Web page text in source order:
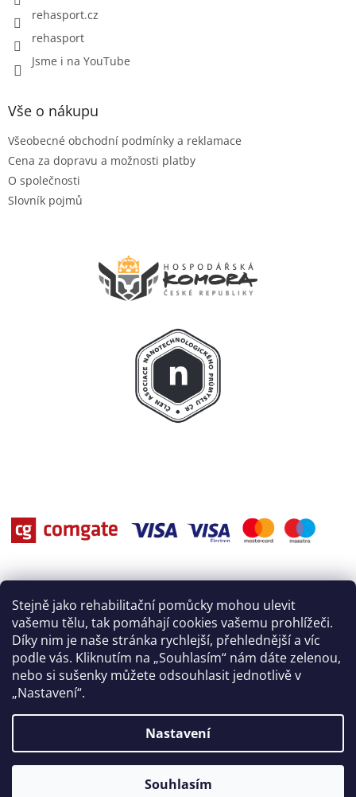
Stejně jako rehabilitační pomůcky mohou ulevit
vašemu tělu, tak pomáhají cookies vašemu prohlížeči.
Díky nim je naše stránka rychlejší, přehlednější a víc
podle vás. Kliknutím na „Souhlasím“ nám dáte zelenou,
nebo si sušenky můžete odsouhlasit jednotlivě v
„Nastavení“.
Nastavení
Souhlasím
rehasport.cz
rehasport
Jsme i na YouTube
Vše o nákupu
Všeobecné obchodní podmínky a reklamace
Cena za dopravu a možnosti platby
O společnosti
Slovník pojmů
Vytvořil Shoptet
Rehasport. Všechna práva vyhrazena.